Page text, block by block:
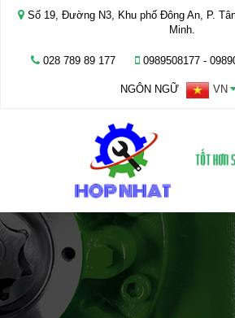
Số 19, Đường N3, Khu phố Đông An, P.
Minh.
028 789 89 177 0989508177 -
NGÔN NGỮ VN